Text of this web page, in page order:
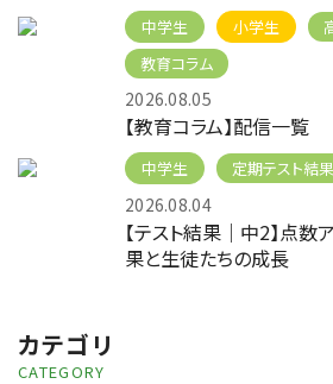
中学生 小学生
教育コラム
2026.08.05
【教育コラム】配信一覧
中学生 定期テスト結果
2026.08.04
【テスト結果｜中2】点数
果と生徒たちの成長
カテゴリ
CATEGORY